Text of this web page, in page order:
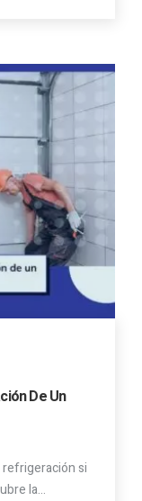
De Un
si
la…